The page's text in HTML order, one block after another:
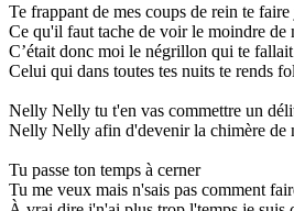
Te frappant de mes coups de rein te
Ce qu'il faut tache de voir le moindre de
C’était donc moi le négrillon qui te fallait
Celui qui dans toutes tes nuits te rends
Nelly Nelly tu t'en vas commettre un
Nelly Nelly afin d'devenir la chimère de
Tu passe ton temps à cerner
Tu me veux mais n'sais pas comment